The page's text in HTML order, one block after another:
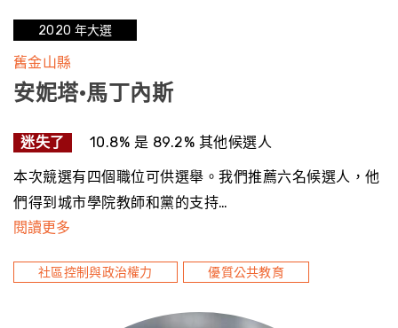
2020 年大選
舊金山縣
安妮塔·馬丁內斯
迷失了 10.8% 是 89.2% 其他候選人
本次競選有四個職位可供選舉。我們推薦六名候選人，他
們得到城市學院教師和黨的支持…
閱讀更多
社區控制與政治權力 優質公共教育